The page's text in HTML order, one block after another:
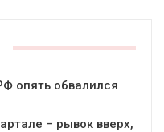
опять обвалился
– рывок вверх,